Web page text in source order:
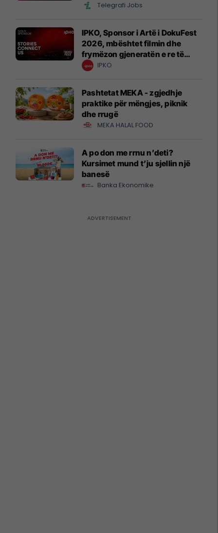
Telegrafi Jobs
IPKO, Sponsor i Artë i DokuFest
2026, mbështet filmin dhe
frymëzon gjeneratën e re të
krijuesve
IPKO
Pashtetat MEKA - zgjedhje
praktike për mëngjes, piknik
dhe rrugë
MEKA HALAL FOOD
A po don me rrnu n’deti?
Kursimet mund t’ju sjellin një
banesë
Banka Ekonomike